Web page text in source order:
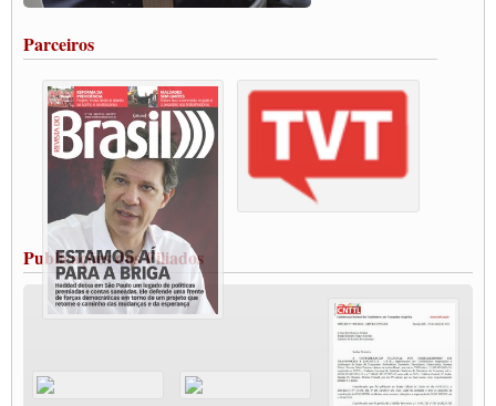
Vacina Já: Lockdown de 24 horas dos trabalhadores em transportes está mantido,
Condutores de Guarulhos farão greve sanitária nesta terça-feira (20)
Paralisação dos Caminhoneiros na #BR285, entrocamento que liga o Mercosul ao
Rio Grande
Caminhoneiros bloqueiam duas faixas na Castello Branco e fazem protesto
Modal-Live #13 Aumento da Violência Contra Mulher e o Adoecimento da Classe
Trabalhadora em Tempos de Pandemia
MODAL-LIVE#12 POLÍTICAS PÚBLICAS DE TRANSPORTE PARA A
CLASSE TRABALHADORA E ELEIÇÕES NA PANDEMIA
MODAL-LIVE#11 POLÍTICAS PÚBLICAS DE TRANSPORTE
JUVENTUDE DO TRANSPORTE: POR QUE DEVEMOS NOS ORGANIZAR?
Fabio Primo testa positivo para Coronavírus, mas está bem de saúde
Modal-Live#9 Quais são os direitos dos trabalhador@s que contraem a Covid-19 na
Participe da Campanha Fora Bolsonaro
Parceiros
Publicações dos Filiados